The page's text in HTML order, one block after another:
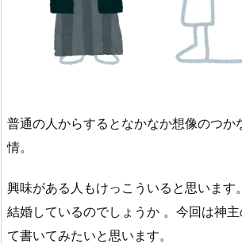
普通の人からするとなかなか想像のつか
情。
興味がある人もけっこういると思います
結婚しているのでしょうか 。今回は神
て書いてみたいと思います。